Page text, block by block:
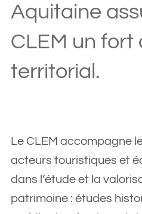
Aquitaine
CLEM un
territorial.
Le CLEM accompagne
acteurs touristiques et
dans l’étude et la
patrimoine : études